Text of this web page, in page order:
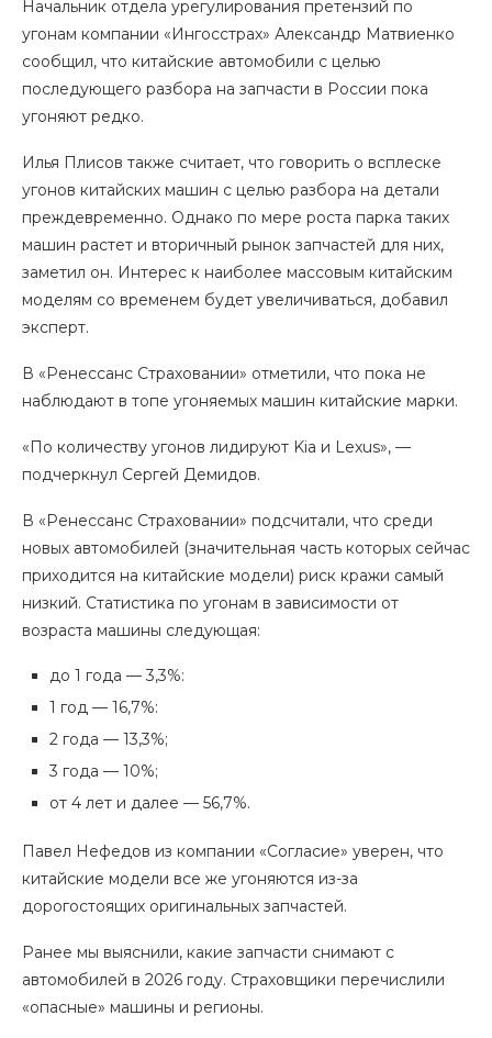
Начальник отдела урегулирования претензий по
угонам компании «Ингосстрах» Александр Матвиенко
сообщил, что китайские автомобили с целью
последующего разбора на запчасти в России пока
угоняют редко.
Илья Плисов также считает, что говорить о всплеске
угонов китайских машин с целью разбора на детали
преждевременно. Однако по мере роста парка таких
машин растет и вторичный рынок запчастей для них,
заметил он. Интерес к наиболее массовым китайским
моделям со временем будет увеличиваться, добавил
эксперт.
В «Ренессанс Страховании» отметили, что пока не
наблюдают в топе угоняемых машин китайские марки.
«По количеству угонов лидируют Kia и Lexus», —
подчеркнул Сергей Демидов.
В «Ренессанс Страховании» подсчитали, что среди
новых автомобилей (значительная часть которых сейчас
приходится на китайские модели) риск кражи самый
низкий. Статистика по угонам в зависимости от
возраста машины следующая:
до 1 года — 3,3%:
1 год — 16,7%:
2 года — 13,3%;
3 года — 10%;
от 4 лет и далее — 56,7%.
Павел Нефедов из компании «Согласие» уверен, что
китайские модели все же угоняются из-за
дорогостоящих оригинальных запчастей.
Ранее мы выяснили, какие запчасти снимают с
автомобилей в 2026 году. Страховщики перечислили
«опасные» машины и регионы.